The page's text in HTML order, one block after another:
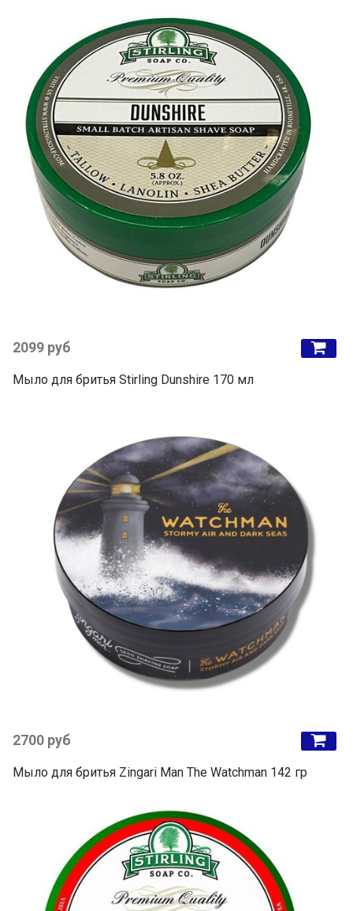
2099 руб
Мыло для бритья Stirling Dunshire 170 мл
2700 руб
Мыло для бритья Zingari Man The Watchman 142 гр